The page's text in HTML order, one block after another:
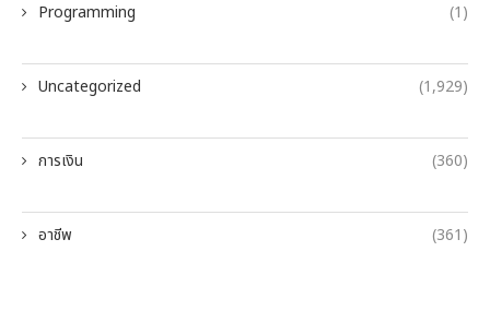
Programming (1)
Uncategorized (1,929)
การเงิน (360)
อาชีพ (361)